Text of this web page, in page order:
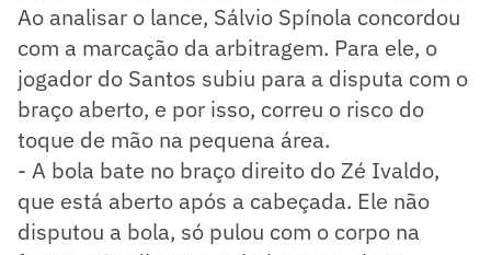
Ao analisar o lance, Sálvio Spínola concordou
com a marcação da arbitragem. Para ele, o
jogador do Santos subiu para a disputa com o
braço aberto, e por isso, correu o risco do
toque de mão na pequena área.
- A bola bate no braço direito do Zé Ivaldo,
que está aberto após a cabeçada. Ele não
disputou a bola, só pulou com o corpo na